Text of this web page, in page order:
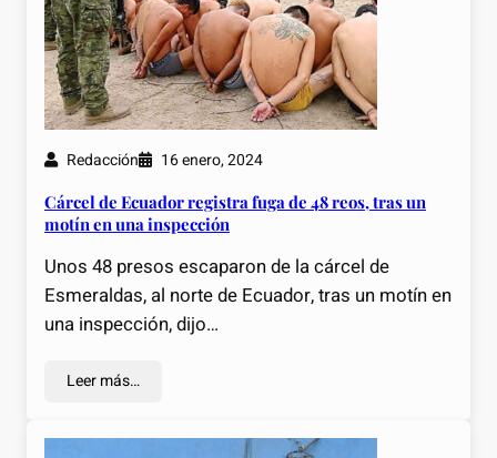
Redacción 16 enero, 2024
Cárcel de Ecuador registra fuga de 48 reos, tras un
motín en una inspección
Unos 48 presos escaparon de la cárcel de
Esmeraldas, al norte de Ecuador, tras un motín en
una inspección, dijo…
Leer más…